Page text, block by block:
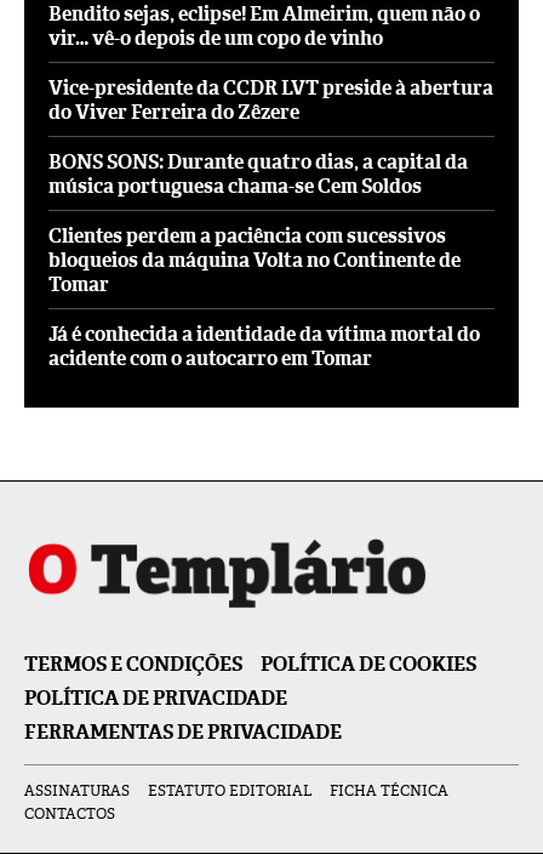
Bendito sejas, eclipse! Em Almeirim, quem não o
vir… vê-o depois de um copo de vinho
Vice-presidente da CCDR LVT preside à abertura
do Viver Ferreira do Zêzere
BONS SONS: Durante quatro dias, a capital da
música portuguesa chama-se Cem Soldos
Clientes perdem a paciência com sucessivos
bloqueios da máquina Volta no Continente de
Tomar
Já é conhecida a identidade da vítima mortal do
acidente com o autocarro em Tomar
TERMOS E CONDIÇÕES
POLÍTICA DE COOKIES
POLÍTICA DE PRIVACIDADE
FERRAMENTAS DE PRIVACIDADE
ASSINATURAS ESTATUTO EDITORIAL
FICHA TÉCNICA
CONTACTOS